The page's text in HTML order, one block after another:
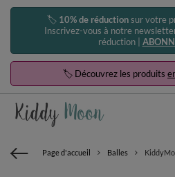
🏷️ 10% de réductionsur votre
Inscrivez-vous à notre
réduction |
🏷️ Découvrez les produits
Page d'accueil Balles